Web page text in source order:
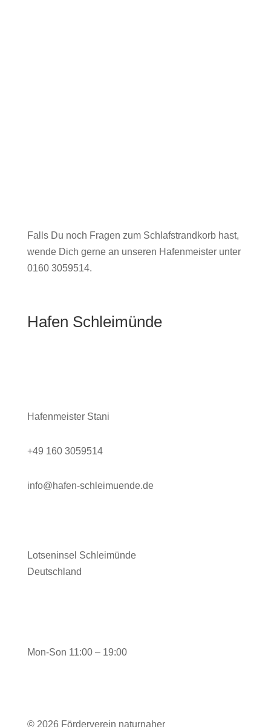
Falls Du noch Fragen zum Schlafstrandkorb hast,
wende Dich gerne an unseren Hafenmeister unter
0160 3059514.
Hafen Schleimünde
Hafenmeister Stani
+49 160 3059514
info@hafen-schleimuende.de
Lotseninsel Schleimünde
Deutschland
Mon-Son 11:00 – 19:00
© 2026 Förderverein naturnaher